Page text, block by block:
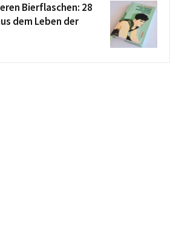
Bierflaschen: 28
dem Leben der